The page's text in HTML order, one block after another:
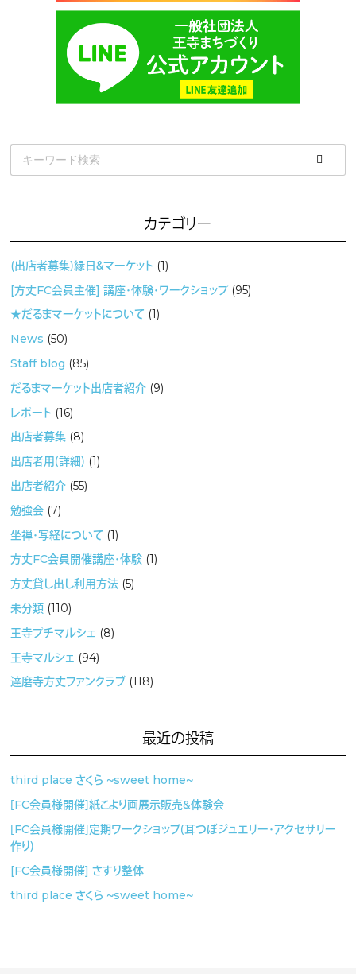
カテゴリー
(出店者募集）縁日＆マーケット (1)
[方丈FC会員主催] 講座・体験・ワークショップ(95)
★だるまマーケットについて (1)
News (50)
Staff blog (85)
だるまマーケット出店者紹介 (9)
レポート (16)
出店者募集 (8)
出店者用（詳細） (1)
出店者紹介 (55)
勉強会 (7)
坐禅・写経について (1)
方丈FC会員開催講座・体験 (1)
方丈貸し出し利用方法 (5)
未分類 (110)
王寺プチマルシェ (8)
王寺マルシェ (94)
達磨寺方丈ファンクラブ (118)
最近の投稿
third place さくら 〜sweet home〜
［FC会員様開催］紙こより画展示販売&体験会
［FC会員様開催］定期ワークショップ（耳つぼジュエリー・アクセサリー
作り）
[FC会員様開催] さすり整体
third place さくら 〜sweet home〜